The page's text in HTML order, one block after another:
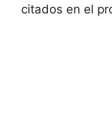
citados en el